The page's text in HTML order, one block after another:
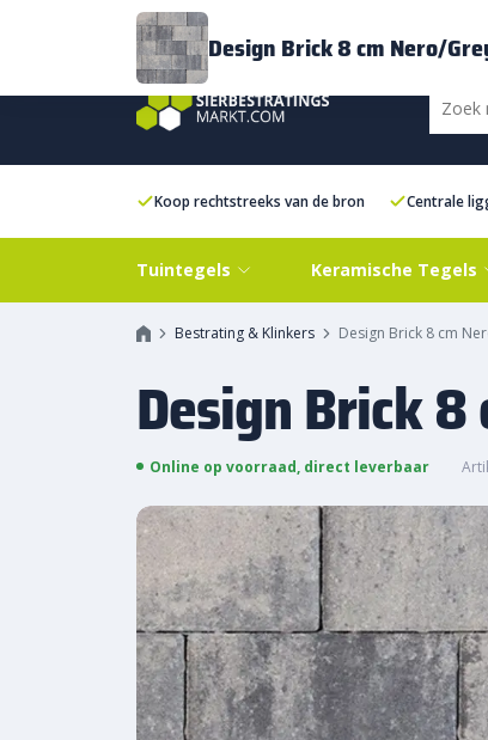
BezorgingFAQ
Koop rechtstreeks van de bron Centrale
Tuintegels Keramische Tegels
Bestrating & Klinkers Design Brick 8 cm
Design Brick
Online op voorraad, direct leverbaar
Design Brick 8 cm Nero/